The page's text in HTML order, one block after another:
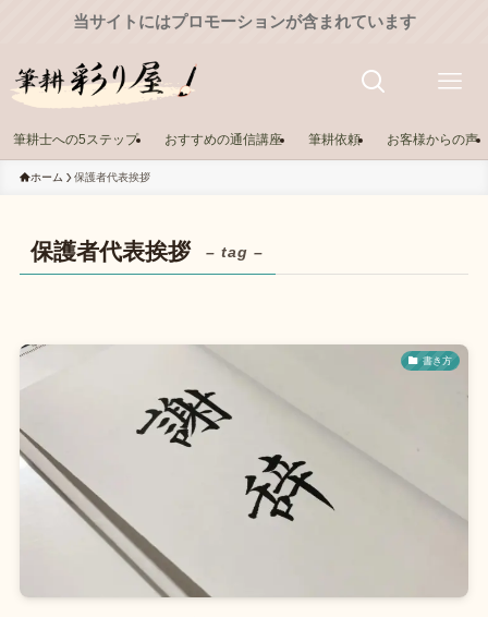
当サイトにはプロモーションが含まれています
筆耕士への5ステップ おすすめの通信講座 筆耕依頼 お客様からの声
ホーム 保護者代表挨拶
保護者代表挨拶 – tag –
書き方